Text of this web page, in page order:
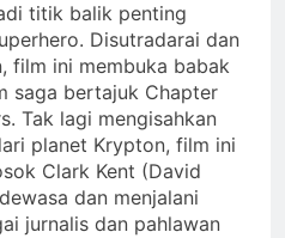
titik balik penting
Disutradarai dan
film ini membuka babak
saga bertajuk Chapter
Tak lagi mengisahkan
planet Krypton, film ini
Clark Kent (David
dan menjalani
jurnalis dan pahlawan